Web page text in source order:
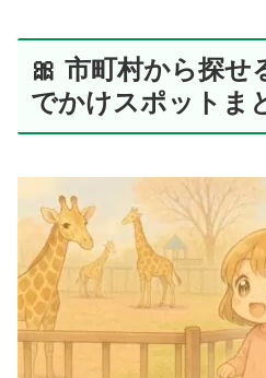
🎀 市町村から探せ
でかけスポットま